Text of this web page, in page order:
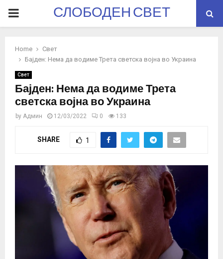
PRIMARYСЛОБОДЕН СВЕТ
Home
Свет
Бајден: Нема да водиме Трета светска војна во Украина
Свет
Бајден: Нема да водиме Трета
светска војна во Украина
by Админ 12/03/2022 0 133
SHARE 1